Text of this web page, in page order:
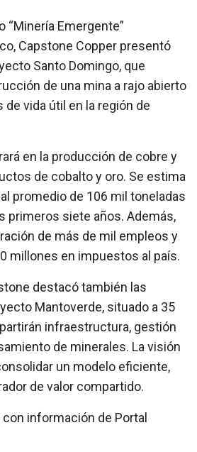
“Minería Emergente”
Capstone Copper presentó
Santo Domingo, que
de una mina a rajo abierto
de vida útil en la región de
en la producción de cobre y
de cobalto y oro. Se estima
promedio de 106 mil toneladas
primeros siete años. Además,
de más de mil empleos y
millones en impuestos al país.
destacó también las
Mantoverde, situado a 35
infraestructura, gestión
de minerales. La visión
un modelo eficiente,
de valor compartido.
información de Portal